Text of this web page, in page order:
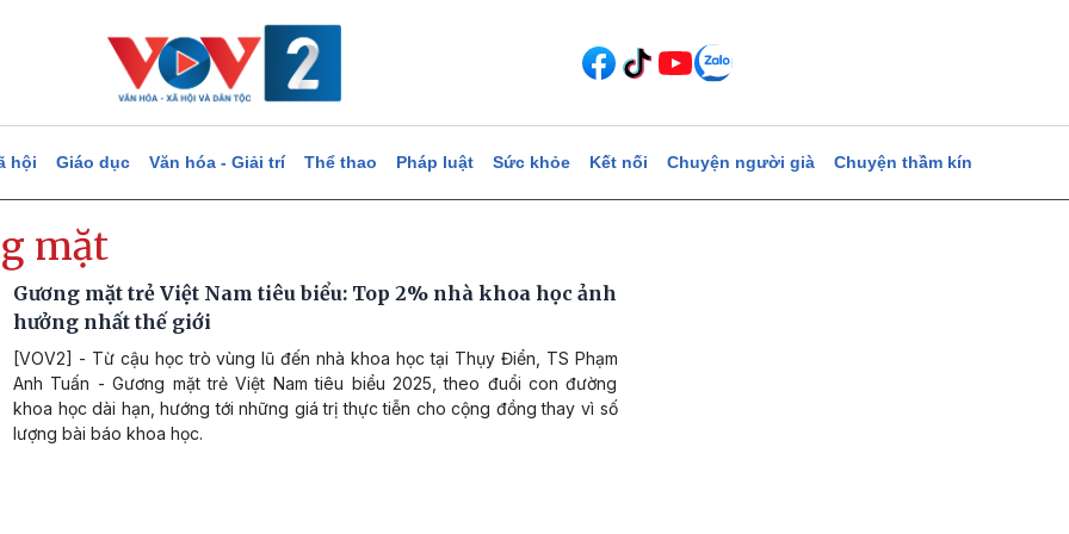
hội Giáo dục Văn hóa - Giải trí Thể thao Pháp luật Sức khỏe Kết nối Chuyện người già Chuyện thầm kín
mặt
Gương mặt trẻ Việt Nam tiêu biểu: Top 2% nhà khoa học ảnh
hưởng nhất thế giới
[VOV2] - Từ cậu học trò vùng lũ đến nhà khoa học tại Thụy Điển, TS Phạm
Anh Tuấn - Gương mặt trẻ Việt Nam tiêu biểu 2025, theo đuổi con đường
khoa học dài hạn, hướng tới những giá trị thực tiễn cho cộng đồng thay vì số
lượng bài báo khoa học.